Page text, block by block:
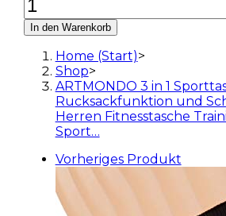
In den Warenkorb
Home (Start)>
Shop>
ARTMONDO 3 in 1
Rucksackfunktion und
Herren Fitnesstasche
Sport…
Vorheriges Produkt